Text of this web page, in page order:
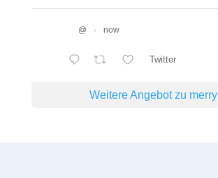
@ · now
Twitter
Weitere Angebot zu merryll